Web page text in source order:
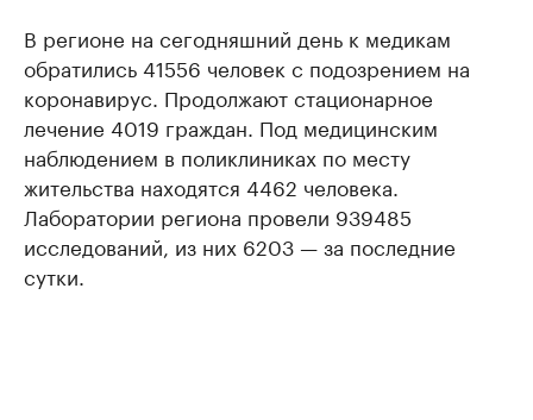
В регионе на сегодняшний день к медикам
обратились 41556 человек с подозрением на
коронавирус. Продолжают стационарное
лечение 4019 граждан. Под медицинским
наблюдением в поликлиниках по месту
жительства находятся 4462 человека.
Лаборатории региона провели 939485
исследований, из них 6203 — за последние
сутки.